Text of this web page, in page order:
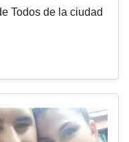
Todos de la ciudad